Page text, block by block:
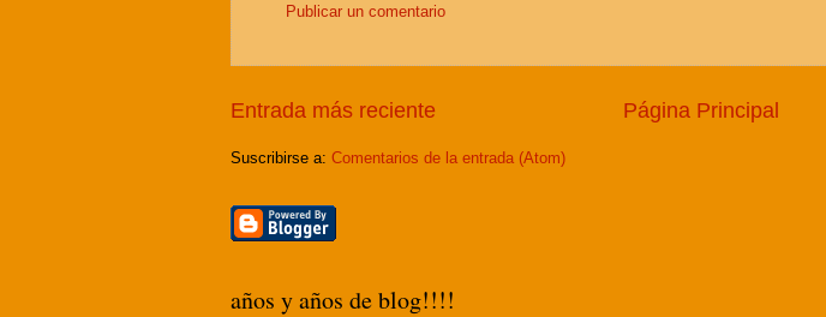
Publicar un comentario
Entrada más reciente Página Principal
Suscribirse a: Comentarios de la entrada (Atom)
años y años de blog!!!!